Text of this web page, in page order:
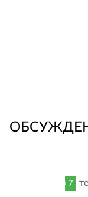
7